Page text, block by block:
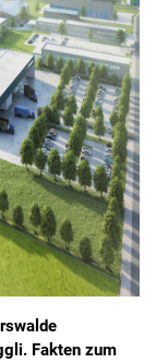
Fakten zum